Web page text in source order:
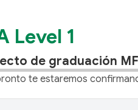
Level 1
de graduación
te estaremos